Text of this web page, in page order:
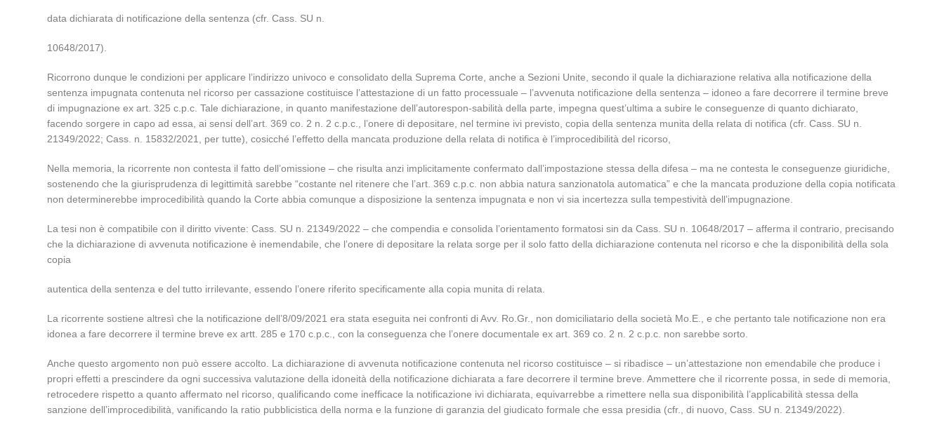
data dichiarata di notificazione della sentenza (cfr. Cass. SU n.
10648/2017).
Ricorrono dunque le condizioni per applicare l’indirizzo univoco e consolidato della Suprema Corte, anche a Sezioni Unite, secondo il quale la dichiarazione relativa alla notificazione della
sentenza impugnata contenuta nel ricorso per cassazione costituisce l’attestazione di un fatto processuale – l’avvenuta notificazione della sentenza – idoneo a fare decorrere il termine breve
di impugnazione ex art. 325 c.p.c. Tale dichiarazione, in quanto manifestazione dell’autorespon-sabilità della parte, impegna quest’ultima a subire le conseguenze di quanto dichiarato,
facendo sorgere in capo ad essa, ai sensi dell’art. 369 co. 2 n. 2 c.p.c., l’onere di depositare, nel termine ivi previsto, copia della sentenza munita della relata di notifica (cfr. Cass. SU n.
21349/2022; Cass. n. 15832/2021, per tutte), cosicché l’effetto della mancata produzione della relata di notifica è l’improcedibilità del ricorso,
Nella memoria, la ricorrente non contesta il fatto dell’omissione – che risulta anzi implicitamente confermato dall’impostazione stessa della difesa – ma ne contesta le conseguenze giuridiche,
sostenendo che la giurisprudenza di legittimità sarebbe “costante nel ritenere che l’art. 369 c.p.c. non abbia natura sanzionatola automatica” e che la mancata produzione della copia notificata
non determinerebbe improcedibilità quando la Corte abbia comunque a disposizione la sentenza impugnata e non vi sia incertezza sulla tempestività dell’impugnazione.
La tesi non è compatibile con il diritto vivente: Cass. SU n. 21349/2022 – che compendia e consolida l’orientamento formatosi sin da Cass. SU n. 10648/2017 – afferma il contrario, precisando
che la dichiarazione di avvenuta notificazione è inemendabile, che l’onere di depositare la relata sorge per il solo fatto della dichiarazione contenuta nel ricorso e che la disponibilità della sola
copia
autentica della sentenza e del tutto irrilevante, essendo l’onere riferito specificamente alla copia munita di relata.
La ricorrente sostiene altresì che la notificazione dell’8/09/2021 era stata eseguita nei confronti di Avv. Ro.Gr., non domiciliatario della società Mo.E., e che pertanto tale notificazione non era
idonea a fare decorrere il termine breve ex artt. 285 e 170 c.p.c., con la conseguenza che l’onere documentale ex art. 369 co. 2 n. 2 c.p.c. non sarebbe sorto.
Anche questo argomento non può essere accolto. La dichiarazione di avvenuta notificazione contenuta nel ricorso costituisce – si ribadisce – un’attestazione non emendabile che produce i
propri effetti a prescindere da ogni successiva valutazione della idoneità della notificazione dichiarata a fare decorrere il termine breve. Ammettere che il ricorrente possa, in sede di memoria,
retrocedere rispetto a quanto affermato nel ricorso, qualificando come inefficace la notificazione ivi dichiarata, equivarrebbe a rimettere nella sua disponibilità l’applicabilità stessa della
sanzione dell’improcedibilità, vanificando la ratio pubblicistica della norma e la funzione di garanzia del giudicato formale che essa presidia (cfr., di nuovo, Cass. SU n. 21349/2022).